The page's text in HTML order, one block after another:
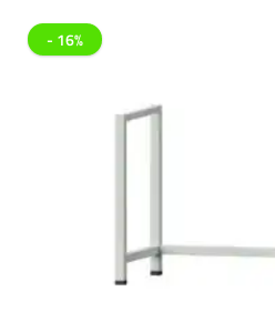
- 16%